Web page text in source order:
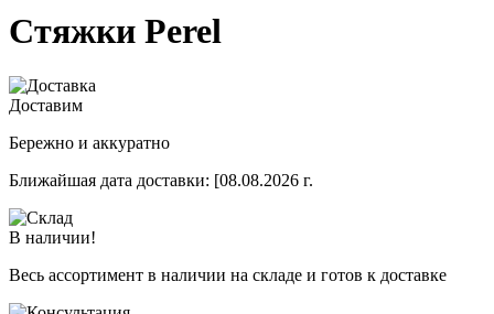
Стяжки Perel
Доставим
Бережно и аккуратно
Ближайшая дата доставки: [08.08.2026 г.
В наличии!
Весь ассортимент в наличии на складе и готов к доставке